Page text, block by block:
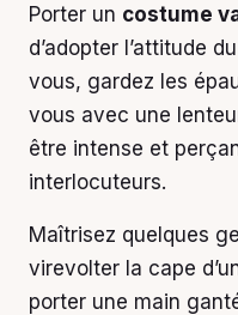
Porter un costume
d’adopter l’attitude
vous, gardez les
vous avec une
être intense et
interlocuteurs.
Maîtrisez quelques
virevolter la cape
porter une main